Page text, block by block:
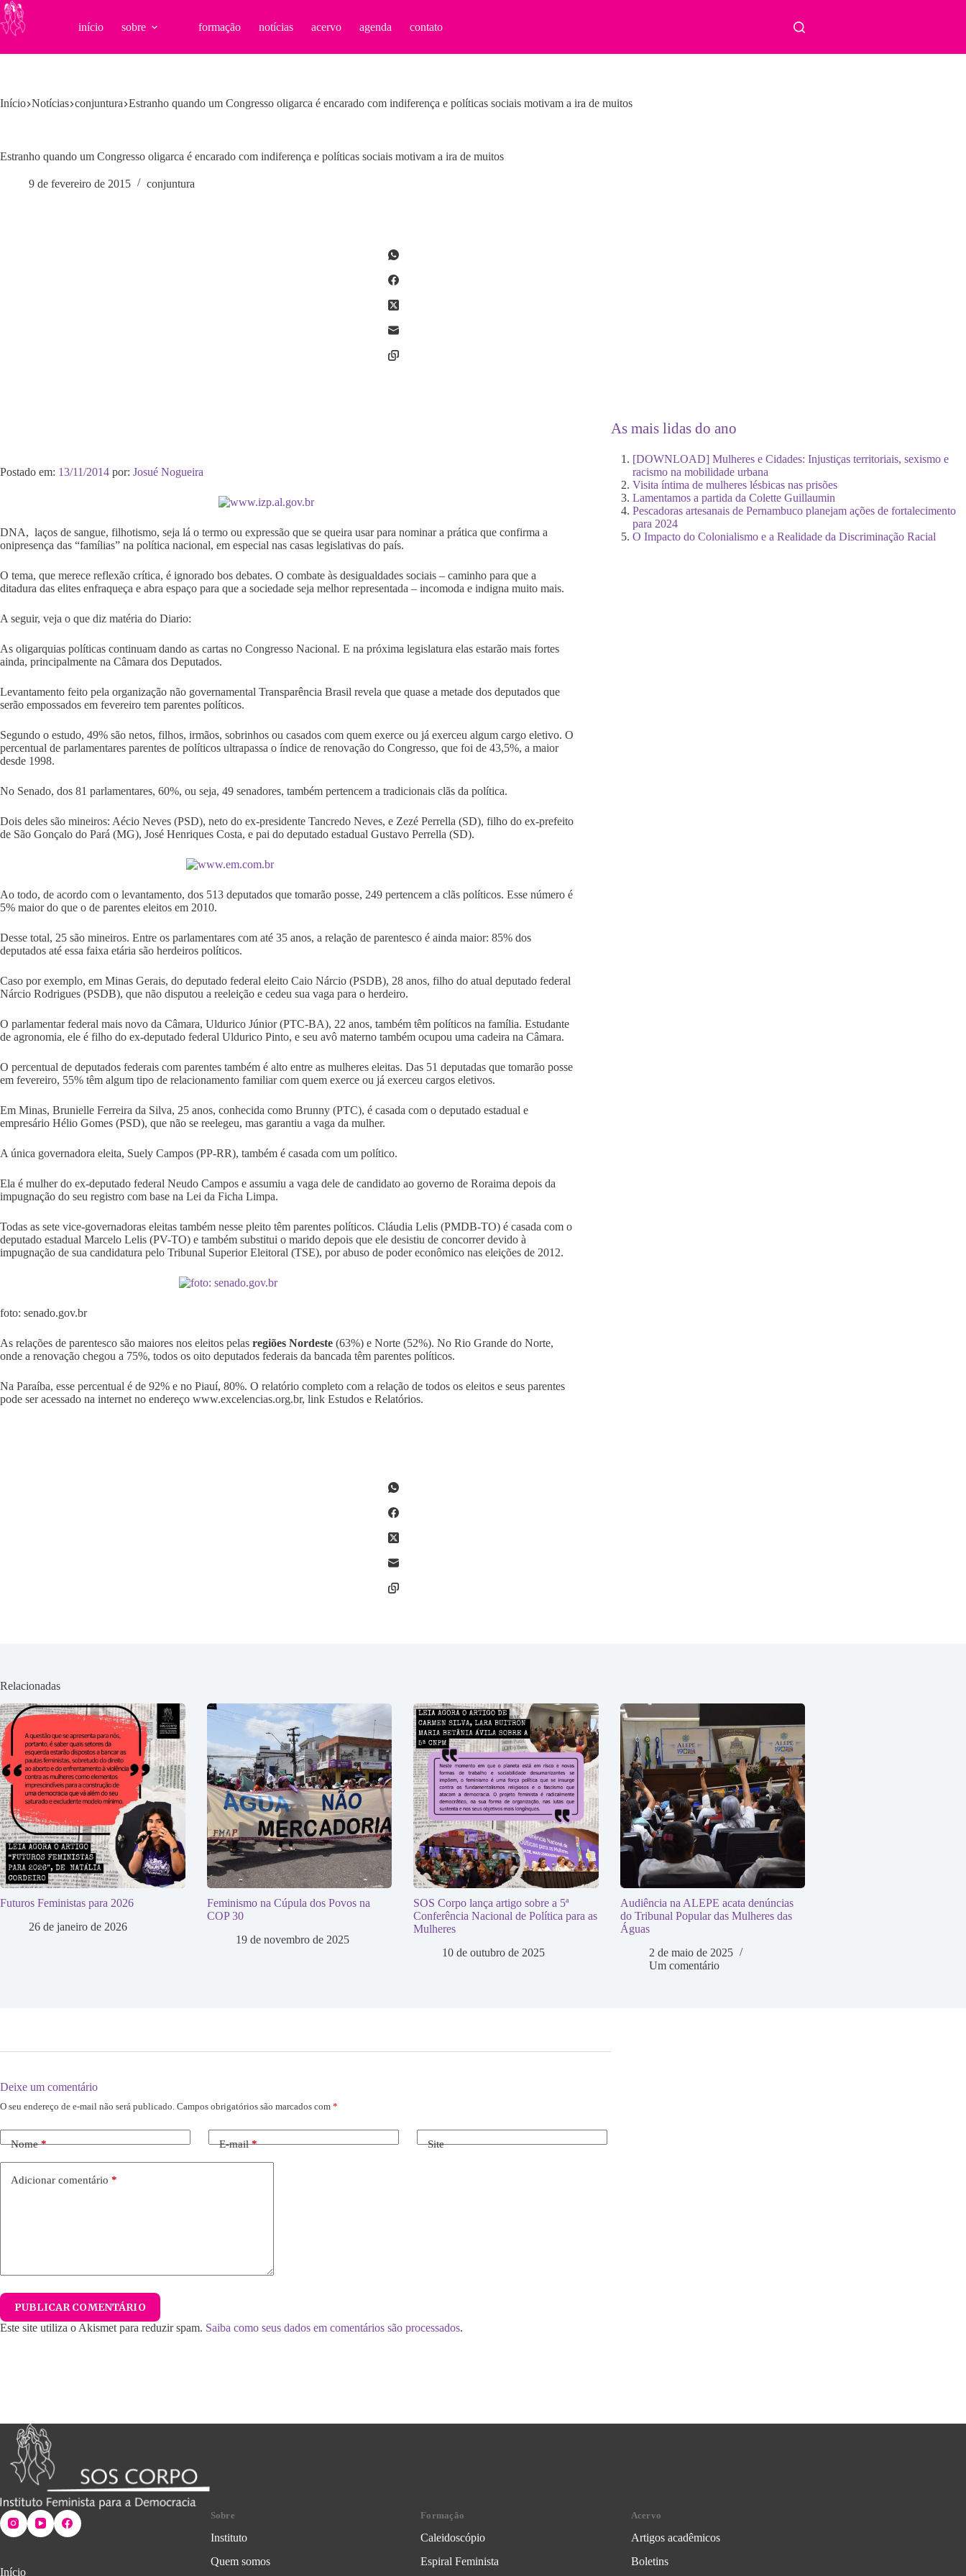
Pular
para
o
início sobre formação notícias acervo agenda contato
Início Notícias conjuntura Estranho quando um Congresso oligarca é encarado com indiferença e políticas sociais motivam a ira de muitos
Estranho quando um Congresso oligarca é encarado com indiferença e políticas sociais motivam a ira de muitos
9 de fevereiro de 2015 conjuntura
Postado em: 13/11/2014 por: Josué Nogueira
DNA, laços de sangue, filhotismo, seja lá o termo ou expressão que se queira usar para nominar a prática que confirma a
onipresença das “famílias” na política nacional, em especial nas casas legislativas do país.
O tema, que merece reflexão crítica, é ignorado bos debates. O combate às desigualdades sociais – caminho para que a
ditadura das elites enfraqueça e abra espaço para que a sociedade seja melhor representada – incomoda e indigna muito mais.
A seguir, veja o que diz matéria do Diario:
As oligarquias políticas continuam dando as cartas no Congresso Nacional. E na próxima legislatura elas estarão mais fortes
ainda, principalmente na Câmara dos Deputados.
Levantamento feito pela organização não governamental Transparência Brasil revela que quase a metade dos deputados que
serão empossados em fevereiro tem parentes políticos.
Segundo o estudo, 49% são netos, filhos, irmãos, sobrinhos ou casados com quem exerce ou já exerceu algum cargo eletivo. O
percentual de parlamentares parentes de políticos ultrapassa o índice de renovação do Congresso, que foi de 43,5%, a maior
desde 1998.
No Senado, dos 81 parlamentares, 60%, ou seja, 49 senadores, também pertencem a tradicionais clãs da política.
Dois deles são mineiros: Aécio Neves (PSD), neto do ex-presidente Tancredo Neves, e Zezé Perrella (SD), filho do ex-prefeito
de São Gonçalo do Pará (MG), José Henriques Costa, e pai do deputado estadual Gustavo Perrella (SD).
Ao todo, de acordo com o levantamento, dos 513 deputados que tomarão posse, 249 pertencem a clãs políticos. Esse número é
5% maior do que o de parentes eleitos em 2010.
Desse total, 25 são mineiros. Entre os parlamentares com até 35 anos, a relação de parentesco é ainda maior: 85% dos
deputados até essa faixa etária são herdeiros políticos.
Caso por exemplo, em Minas Gerais, do deputado federal eleito Caio Nárcio (PSDB), 28 anos, filho do atual deputado federal
Nárcio Rodrigues (PSDB), que não disputou a reeleição e cedeu sua vaga para o herdeiro.
O parlamentar federal mais novo da Câmara, Uldurico Júnior (PTC-BA), 22 anos, também têm políticos na família. Estudante
de agronomia, ele é filho do ex-deputado federal Uldurico Pinto, e seu avô materno também ocupou uma cadeira na Câmara.
O percentual de deputados federais com parentes também é alto entre as mulheres eleitas. Das 51 deputadas que tomarão posse
em fevereiro, 55% têm algum tipo de relacionamento familiar com quem exerce ou já exerceu cargos eletivos.
Em Minas, Brunielle Ferreira da Silva, 25 anos, conhecida como Brunny (PTC), é casada com o deputado estadual e
empresário Hélio Gomes (PSD), que não se reelegeu, mas garantiu a vaga da mulher.
A única governadora eleita, Suely Campos (PP-RR), também é casada com um político.
Ela é mulher do ex-deputado federal Neudo Campos e assumiu a vaga dele de candidato ao governo de Roraima depois da
impugnação do seu registro com base na Lei da Ficha Limpa.
Todas as sete vice-governadoras eleitas também nesse pleito têm parentes políticos. Cláudia Lelis (PMDB-TO) é casada com o
deputado estadual Marcelo Lelis (PV-TO) e também substitui o marido depois que ele desistiu de concorrer devido à
impugnação de sua candidatura pelo Tribunal Superior Eleitoral (TSE), por abuso de poder econômico nas eleições de 2012.
foto: senado.gov.br
As relações de parentesco são maiores nos eleitos pelas regiões Nordeste (63%) e Norte (52%). No Rio Grande do Norte,
onde a renovação chegou a 75%, todos os oito deputados federais da bancada têm parentes políticos.
Na Paraíba, esse percentual é de 92% e no Piauí, 80%. O relatório completo com a relação de todos os eleitos e seus parentes
pode ser acessado na internet no endereço www.excelencias.org.br, link Estudos e Relatórios.
As mais lidas do ano
[DOWNLOAD] Mulheres e Cidades: Injustiças territoriais, sexismo e
racismo na mobilidade urbana
Visita íntima de mulheres lésbicas nas prisões
Lamentamos a partida da Colette Guillaumin
Pescadoras artesanais de Pernambuco planejam ações de fortalecimento
para 2024
O Impacto do Colonialismo e a Realidade da Discriminação Racial
Relacionadas
Futuros Feministas para 2026
26 de janeiro de 2026
Feminismo na Cúpula dos Povos na
COP 30
19 de novembro de 2025
SOS Corpo lança artigo sobre a 5ª
Conferência Nacional de Política para as
Mulheres
10 de outubro de 2025
Audiência na ALEPE acata denúncias
do Tribunal Popular das Mulheres das
Águas
2 de maio de 2025
Um comentário
Deixe um comentário
O seu endereço de e-mail não será publicado. Campos obrigatórios são marcados com *
Nome* E-mail* Site
Adicionar comentário *
PUBLICAR COMENTÁRIO
Este site utiliza o Akismet para reduzir spam. Saiba como seus dados em comentários são processados.
Início
Sobre
Instituto
Quem somos
Formação
Caleidoscópio
Espiral Feminista
Acervo
Artigos acadêmicos
Boletins